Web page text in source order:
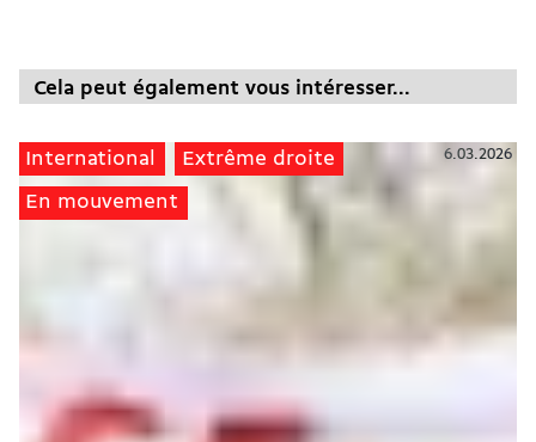
Cela peut également vous intéresser...
International Extrême droite
En mouvement
6.03.2026